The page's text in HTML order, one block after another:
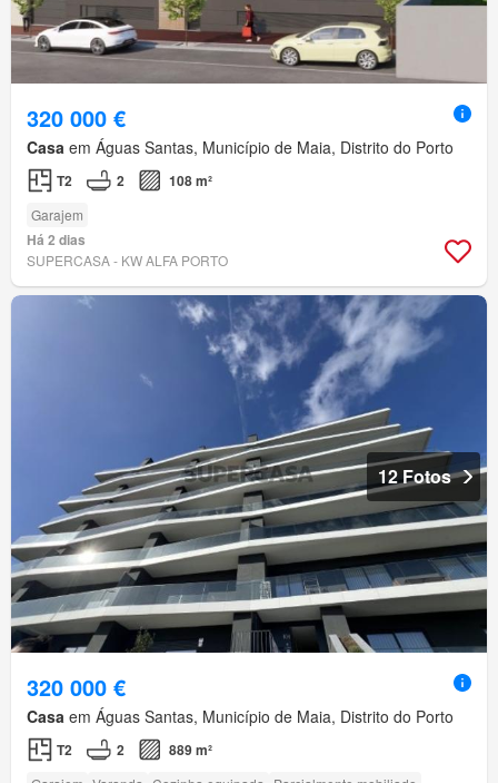
320 000 €
Casa em Águas Santas, Município de Maia, Distrito do Porto
T2 2 108 m²
Garajem
Há 2 dias
SUPERCASA - KW ALFA PORTO
12 Fotos
320 000 €
Casa em Águas Santas, Município de Maia, Distrito do Porto
T2 2 889 m²